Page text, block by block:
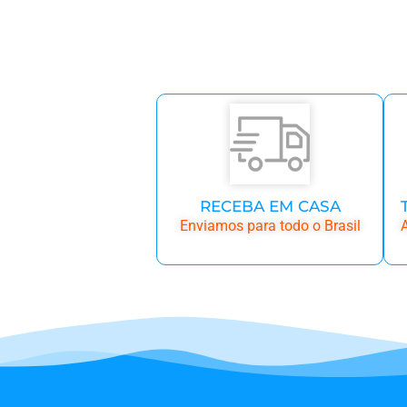
RECEBA EM CASA
Enviamos para todo o Brasil